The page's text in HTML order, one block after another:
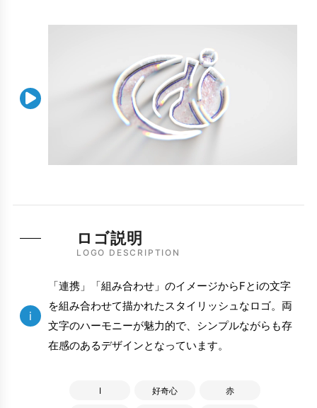

LOGO DESCRIPTION
ロゴ説明
i
「連携」「組み合わせ」のイメージからFとiの文字
を組み合わせて描かれたスタイリッシュなロゴ。両
文字のハーモニーが魅力的で、シンプルながらも存
在感のあるデザインとなっています。
I 好奇心 赤